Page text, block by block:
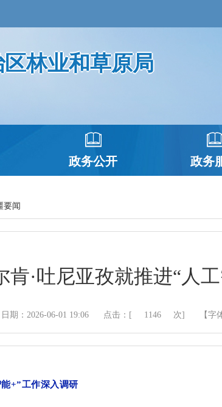
林业和草原局
政务公开 政务
要闻
肯·吐尼亚孜就推进“人
日期：2026-06-01 19:06 点击：[ 1146 次] 【字
+”工作深入调研